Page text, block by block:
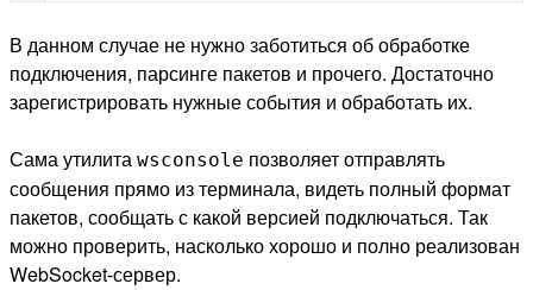
В данном случае не нужно заботиться об обработке
подключения, парсинге пакетов и прочего. Достаточно
зарегистрировать нужные события и обработать их.
Сама утилита wsconsole позволяет отправлять
сообщения прямо из терминала, видеть полный формат
пакетов, сообщать с какой версией подключаться. Так
можно проверить, насколько хорошо и полно реализован
WebSocket-сервер.